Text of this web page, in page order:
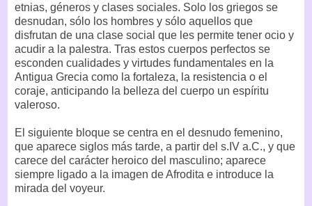
etnias, géneros y clases sociales. Solo los griegos se
desnudan, sólo los hombres y sólo aquellos que
disfrutan de una clase social que les permite tener ocio y
acudir a la palestra. Tras estos cuerpos perfectos se
esconden cualidades y virtudes fundamentales en la
Antigua Grecia como la fortaleza, la resistencia o el
coraje, anticipando la belleza del cuerpo un espíritu
valeroso.
El siguiente bloque se centra en el desnudo femenino,
que aparece siglos más tarde, a partir del s.IV a.C., y que
carece del carácter heroico del masculino; aparece
siempre ligado a la imagen de Afrodita e introduce la
mirada del voyeur.